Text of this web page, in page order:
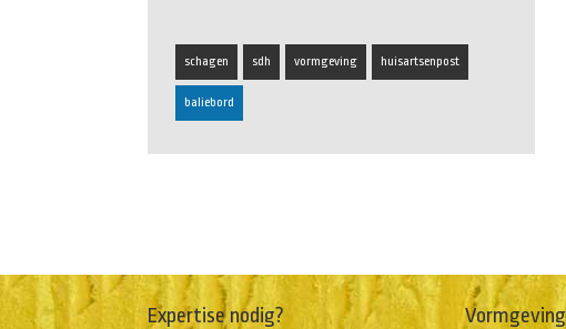
schagen sdh vormgeving huisartsenpost
baliebord
Expertise nodig? Vormgeving